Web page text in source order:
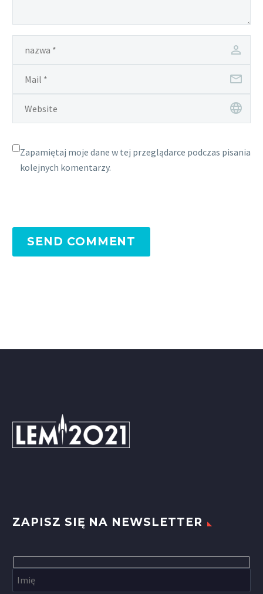
Zapamiętaj moje dane w tej przeglądarce podczas pisania
kolejnych komentarzy.
SEND COMMENT
ZAPISZ SIĘ NA NEWSLETTER